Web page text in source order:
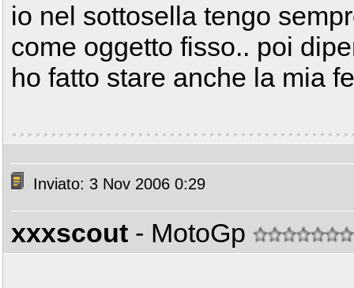
io nel sottosella tengo
come oggetto fisso.. poi
ho fatto stare anche la mia
Inviato: 3 Nov 2006 0:29
xxxscout - MotoGp